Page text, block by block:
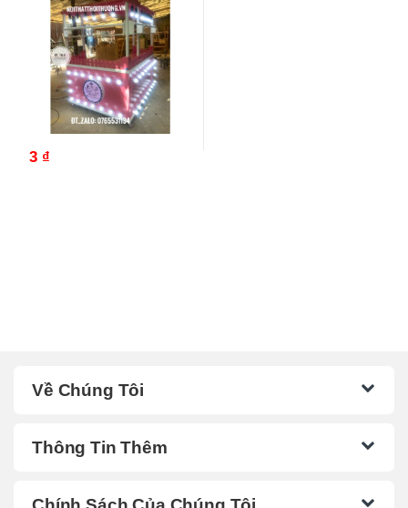
3 ₫
Về Chúng Tôi
Thông Tin Thêm